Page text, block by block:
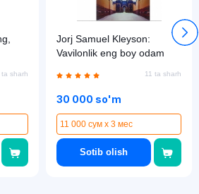
ta sharh
Jorj Samuel Kleyson:
Vavilonlik eng boy odam
11 ta sharh
30 000 so'm
11 000 сум x 3 мес
Sotib olish